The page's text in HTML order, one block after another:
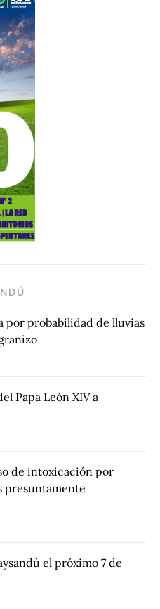
por probabilidad de lluvias
Papa León XIV a
de intoxicación por
presuntamente
el próximo 7 de